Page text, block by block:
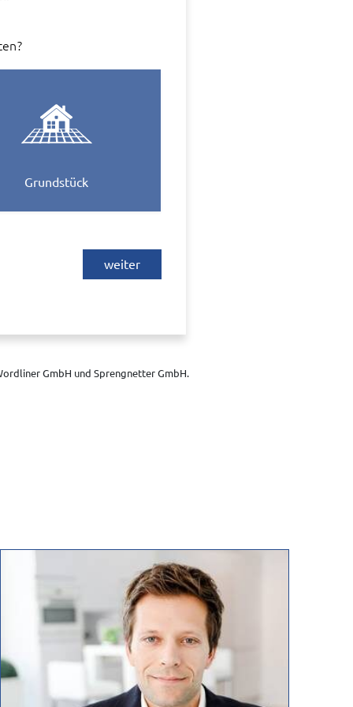
Grundstück
weiter
Zwecken im System weiter
GmbH und Sprengnetter GmbH.